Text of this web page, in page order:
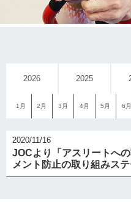
2026 2025
1月 2月 3月 4月 5月 6月
2020/11/16
JOCより「アスリートへ
メント防止の取り組みステ